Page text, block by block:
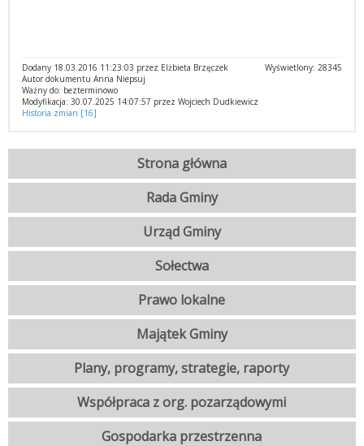
Wyświetlony: 28345
Dodany 18.03.2016 11:23:03 przez Elżbieta Brzęczek
Autor dokumentu Anna Niepsuj
Ważny do: bezterminowo
Modyfikacja: 30.07.2025 14:07:57 przez Wojciech Dudkiewicz
Historia zmian [16]
Strona główna
Rada Gminy
Urząd Gminy
Sołectwa
Prawo lokalne
Majątek Gminy
Plany, programy, strategie, raporty
Współpraca z org. pozarządowymi
Gospodarka przestrzenna